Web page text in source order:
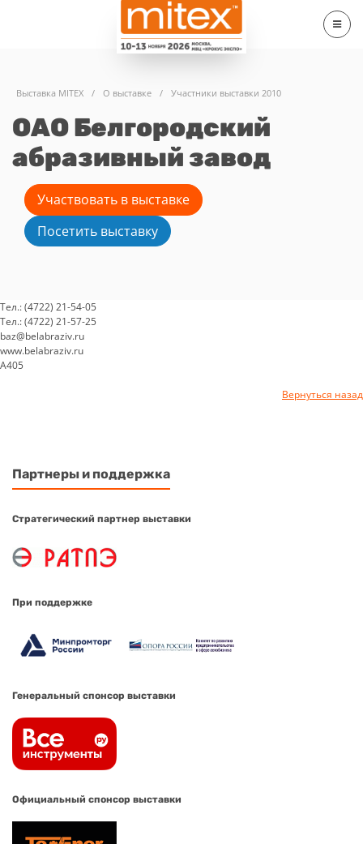
Выставка MITEX / О выставке / Участники выставки 2010
ОАО Белгородский
абразивный завод
Участвовать в выставке
Посетить выставку
Тел.: (4722) 21-54-05
Тел.: (4722) 21-57-25
baz@belabraziv.ru
www.belabraziv.ru
A405
Вернуться назад
Партнеры и поддержка
Стратегический партнер выставки
При поддержке
Генеральный спонсор выставки
Официальный спонсор выставки